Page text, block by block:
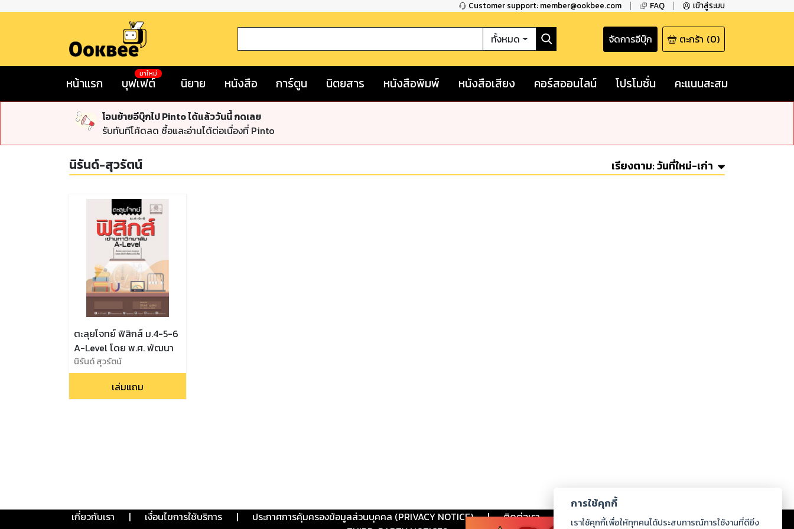
Customer support: member@ookbee.com FAQ เข้าสู่ระบบ
ทั้งหมด จัดการอีบุ๊ก ตะกร้า (0)
หน้าแรก บุฟเฟต์
มาใหม่
นิยาย หนังสือ การ์ตูน นิตยสาร หนังสือพิมพ์ หนังสือเสียง คอร์สออนไลน์ โปรโมชั่น คะแนนสะสม
โอนย้ายอีบุ๊กไป Pinto ได้แล้ววันนี้ กดเลย
รับทันทีโค้ดลด ซื้อและอ่านได้ต่อเนื่องที่ Pinto
นิรันด์-สุวรัตน์ เรียงตาม:วันที่ใหม่-เก่า
ตะลุยโจทย์ ฟิสิกส์ ม.4-5-6
A-Level โดย พ.ศ. พัฒนา
นิรันด์ สุวรัตน์
เล่มแถม
เกี่ยวกับเรา | เงื่อนไขการใช้บริการ | ประกาศการคุ้มครองข้อมูลส่วนบุคคล (PRIVACY NOTICE) | ติดต่อเรา ร่วมงานกับเรา ดาวน์โหลด
การใช้คุกกี้
เราใช้คุกกี้เพื่อให้ทุกคนได้ประสบการณ์การใช้งานที่ดียิ่ง